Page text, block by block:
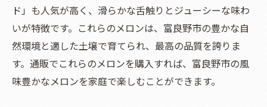
富良野市のメロンを使ったスイーツレシピ
メロンの甘さを活かしたカクテルの作り方
贈り物にも最適な富良野市のメロンを通販で手
に入れる方法
大切な人へのプレゼントに最適なメロン
ド」も人気が高く、滑らかな舌触りとジューシーな味わ
いが特徴です。これらのメロンは、富良野市の豊かな自
然環境と適した土壌で育てられ、最高の品質を誇りま
す。通販でこれらのメロンを購入すれば、富良野市の風
味豊かなメロンを家庭で楽しむことができます。